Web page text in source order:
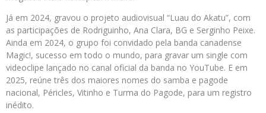
Já em 2024, gravou o projeto audiovisual “Luau do Akatu”, com
as participações de Rodriguinho, Ana Clara, BG e Serginho Peixe.
Ainda em 2024, o grupo foi convidado pela banda canadense
Magic!, sucesso em todo o mundo, para gravar um single com
videoclipe lançado no canal oficial da banda no YouTube. E em
2025, reúne três dos maiores nomes do samba e pagode
nacional, Péricles, Vitinho e Turma do Pagode, para um registro
inédito.